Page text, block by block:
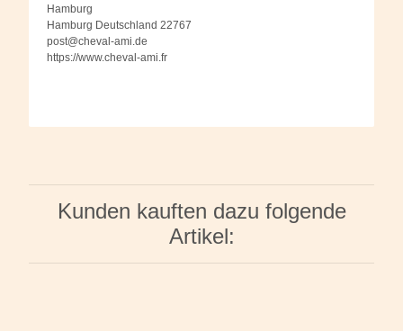
Hamburg
Hamburg Deutschland 22767
post@cheval-ami.de
https://www.cheval-ami.fr
Kunden kauften dazu folgende
Artikel: